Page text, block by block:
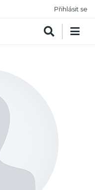
Přihlásit se